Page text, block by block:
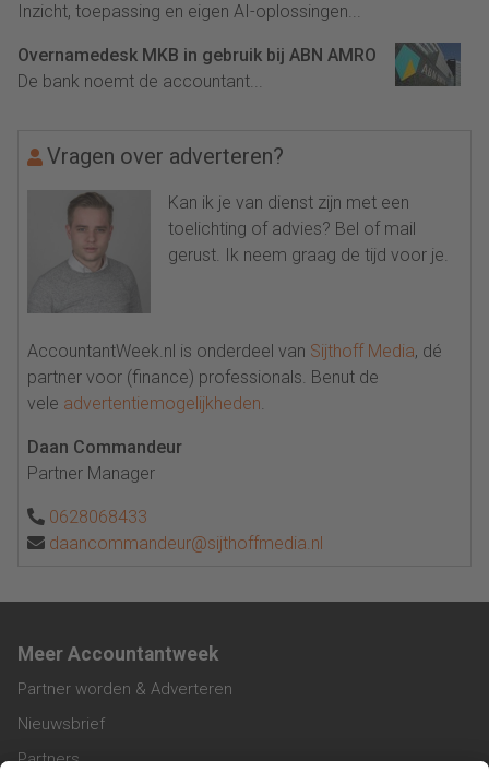
Inzicht, toepassing en eigen AI-oplossingen...
Overnamedesk MKB in gebruik bij ABN AMRO
De bank noemt de accountant...
Vragen over adverteren?
Kan ik je van dienst zijn met een
toelichting of advies? Bel of mail
gerust. Ik neem graag de tijd voor je.
AccountantWeek.nl is onderdeel van Sijthoff Media, dé
partner voor (finance) professionals. Benut de
vele advertentiemogelijkheden.
Daan Commandeur
Partner Manager
0628068433
daancommandeur@sijthoffmedia.nl
Meer Accountantweek
Partner worden & Adverteren
Nieuwsbrief
Partners